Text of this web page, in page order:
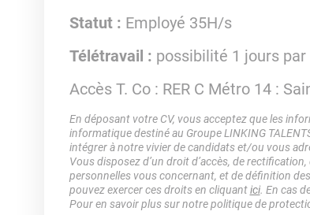
Statut : Employé 35H/s
Télétravail : possibilité 1 jours
Accès T. Co : RER C Métro 14 :
En déposant votre CV, vous acceptez que les
informatique destiné au Groupe LINKING
intégrer à notre vivier de candidats et/ou vous
Vous disposez d’un droit d’accès, de
personnelles vous concernant, et de définition
pouvez exercer ces droits en cliquantici. En cas
Pour en savoir plus sur notre politique de